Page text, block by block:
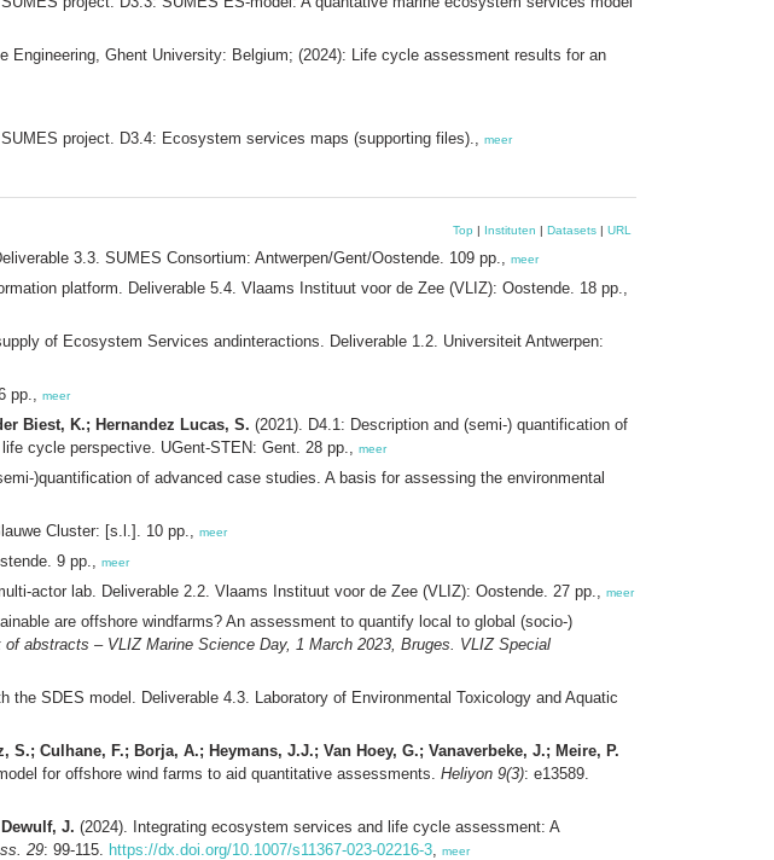
Ghent University: Belgium; (2024): Life cycle assessment results for an
project. D3.4: Ecosystem services maps (supporting files).,
meer
Top | Instituten | Datasets | URL
3.3. SUMES Consortium: Antwerpen/Gent/Oostende. 109 pp., meer
platform . Deliverable 5.4. Vlaams Instituut voor de Zee (VLIZ): Oostende. 18 pp.,
of Ecosystem Services andinteractions. Deliverable 1.2. Universiteit Antwerpen:
pp., meer
Biest, K.; Hernandez Lucas, S. (2021). D4.1: Description and (semi-) quantification of
cycle perspective. UGent-STEN: Gent. 28 pp.,
meer
)quantification of advanced case studies. A basis for assessing the environmental
Cluster: [s.l.]. 10 pp., meer
9 pp., meer
actor lab. Deliverable 2.2. Vlaams Instituut voor de Zee (VLIZ): Oostende. 27 pp., meer
are offshore windfarms? An assessment to quantify local to global (socio-)
of abstracts – VLIZ Marine Science Day, 1 March 2023, Bruges. VLIZ Special
SDES model. Deliverable 4.3. Laboratory of Environmental Toxicology and Aquatic
Culhane, F.; Borja, A.; Heymans, J.J.; Van Hoey, G.; Vanaverbeke, J.; Meire, P.
for offshore wind farms to aid quantitative assessments. Heliyon 9(3): e13589.
J. (2024). Integrating ecosystem services and life cycle assessment: A
29: 99-115. https://dx.doi.org/10.1007/s11367-023-02216-3 meer